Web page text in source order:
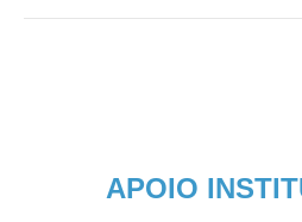
APOIO